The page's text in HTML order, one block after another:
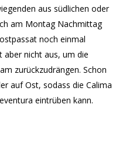
aus südlichen oder
am Montag Nachmittag
noch einmal
aber nicht aus, um die
zurückzudrängen. Schon
auf Ost, sodass die Calima
eintrüben kann.